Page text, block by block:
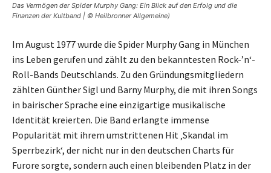
Das Vermögen der Spider Murphy Gang: Ein Blick auf den Erfolg und die
Finanzen der Kultband | © Heilbronner Allgemeine)
Im August 1977 wurde die Spider Murphy Gang in München
ins Leben gerufen und zählt zu den bekanntesten Rock-’n‘-
Roll-Bands Deutschlands. Zu den Gründungsmitgliedern
zählten Günther Sigl und Barny Murphy, die mit ihren Songs
in bairischer Sprache eine einzigartige musikalische
Identität kreierten. Die Band erlangte immense
Popularität mit ihrem umstrittenen Hit ‚Skandal im
Sperrbezirk‘, der nicht nur in den deutschen Charts für
Furore sorgte, sondern auch einen bleibenden Platz in der